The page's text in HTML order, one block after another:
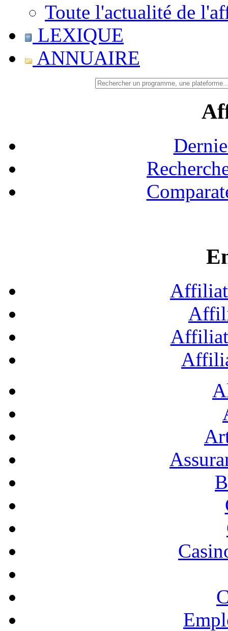
Toute l'actualité de
LEXIQUE
ANNUAIRE